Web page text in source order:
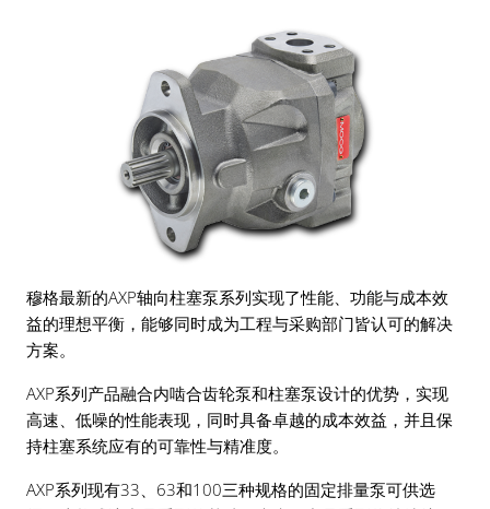
穆格最新的AXP轴向柱塞泵系列实现了性能、功能与成本效
益的理想平衡，能够同时成为工程与采购部门皆认可的解决
方案。
AXP系列产品融合内啮合齿轮泵和柱塞泵设计的优势，实现
高速、低噪的性能表现，同时具备卓越的成本效益，并且保
持柱塞系统应有的可靠性与精准度。
AXP系列现有33、63和100三种规格的固定排量泵可供选